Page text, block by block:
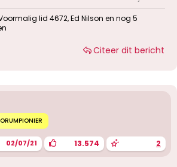
lid 4672,Ed Nilson en nog 5
Citeer dit bericht
02/07/21 13.574 2